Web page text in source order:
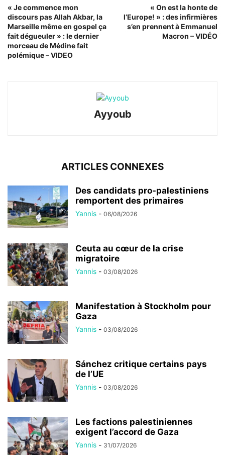
« Je commence mon
discours pas Allah Akbar, la
Marseille même en gospel ça
fait dégueuler » : le dernier
morceau de Médine fait
polémique – VIDEO
« On est la honte de
l’Europe! » : des infirmières
s’en prennent à Emmanuel
Macron – VIDÉO
Ayyoub
ARTICLES CONNEXES
Des candidats pro-palestiniens
remportent des primaires
Yannis - 06/08/2026
Ceuta au cœur de la crise
migratoire
Yannis - 03/08/2026
Manifestation à Stockholm pour
Gaza
Yannis - 03/08/2026
Sánchez critique certains pays
de l’UE
Yannis - 03/08/2026
Les factions palestiniennes
exigent l’accord de Gaza
Yannis - 31/07/2026